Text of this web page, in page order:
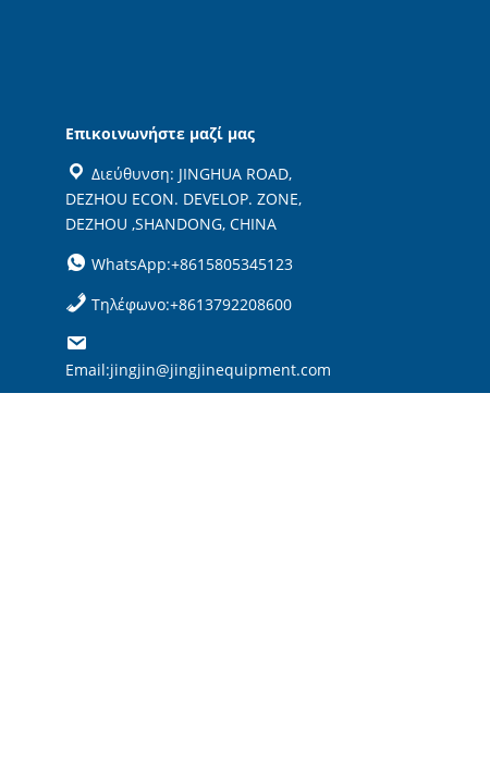
Επικοινωνήστε μαζί μας
Διεύθυνση: JINGHUA ROAD,
DEZHOU ECON. DEVELOP. ZONE,
DEZHOU ,SHANDONG, CHINA
WhatsApp:+8615805345123
Τηλέφωνο:+8613792208600
Email:jingjin@jingjinequipment.com